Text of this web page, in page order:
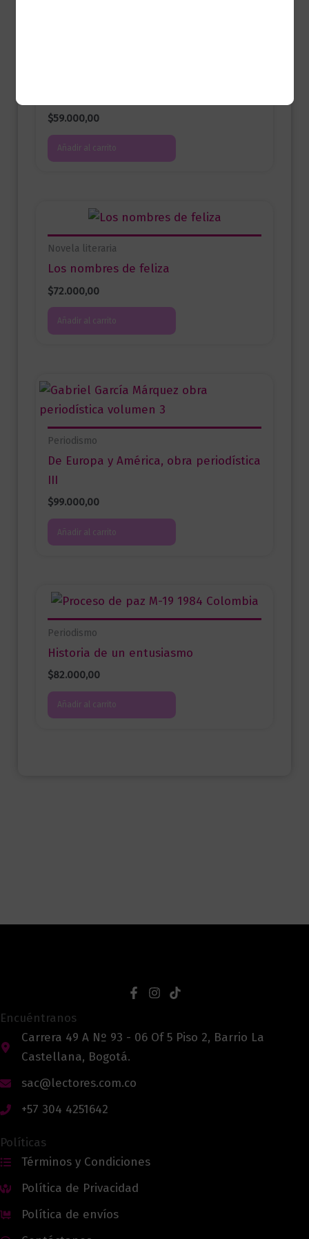
$59.000,00
Añadir al carrito
Novela literaria
Los nombres de feliza
$72.000,00
Añadir al carrito
Periodismo
De Europa y América, obra periodística
III
$99.000,00
Añadir al carrito
Periodismo
Historia de un entusiasmo
$82.000,00
Añadir al carrito
Encuéntranos
Carrera 49 A Nº 93 - 06 Of 5 Piso 2, Barrio La
Castellana, Bogotá.
sac@lectores.com.co
+57 304 4251642
Políticas
Términos y Condiciones
Política de Privacidad
Política de envíos